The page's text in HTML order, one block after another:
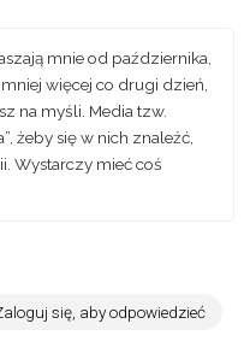
mnie od października,
więcej co drugi dzień,
na myśli. Media tzw.
żeby się w nich znaleźć,
Wystarczy mieć coś
się, aby odpowiedzieć